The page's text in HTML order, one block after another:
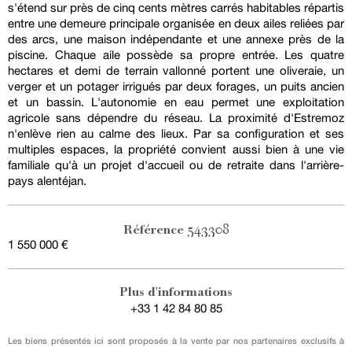
s'étend sur près de cinq cents mètres carrés habitables répartis
entre une demeure principale organisée en deux ailes reliées par
des arcs, une maison indépendante et une annexe près de la
piscine. Chaque aile possède sa propre entrée. Les quatre
hectares et demi de terrain vallonné portent une oliveraie, un
verger et un potager irrigués par deux forages, un puits ancien
et un bassin. L'autonomie en eau permet une exploitation
agricole sans dépendre du réseau. La proximité d'Estremoz
n'enlève rien au calme des lieux. Par sa configuration et ses
multiples espaces, la propriété convient aussi bien à une vie
familiale qu'à un projet d'accueil ou de retraite dans l'arrière-
pays alentéjan.
Référence 543308
1 550 000 €
Plus d'informations
+33 1 42 84 80 85
Les biens présentés ici sont proposés à la vente par nos partenaires exclusifs à